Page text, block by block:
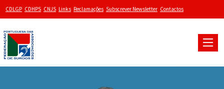
CDLGP CDHPS CNJS Links Reclamações Subscrever Newsletter Contactos
Toggle